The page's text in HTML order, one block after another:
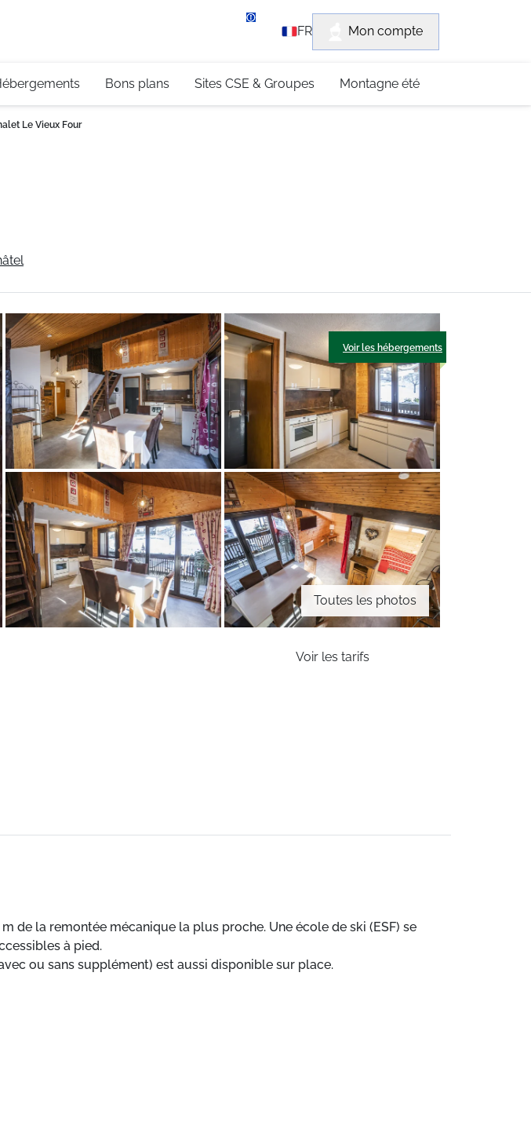
+33 (0)4 79 96 30 69
FR Mon compte
Bons plans Sites CSE & Groupes Montagne été
Le Vieux Four
Toutes les photos
Voir les hébergements
Voir les tarifs
de la remontée mécanique la plus proche. Une école de ski (ESF) se
à pied.
ou sans supplément) est aussi disponible sur place.